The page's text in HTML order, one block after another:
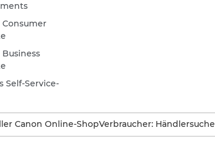
Self-Service-
Canon Online-ShopVerbraucher: Händlersuche